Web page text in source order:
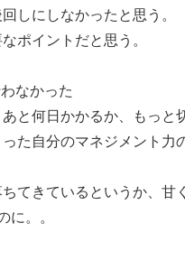
しにしなかったと思う。
ポイントだと思う。
なかった
と何日かかるか、もっと
自分のマネジメント力
てきているというか、甘
。。